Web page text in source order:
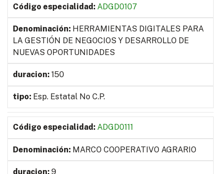
ADGD0107
HERRAMIENTAS DIGITALES PARA
LA GESTIÓN DE NEGOCIOS Y DESARROLLO DE
NUEVAS OPORTUNIDADES
150
Esp. Estatal No C.P.
ADGD0111
MARCO COOPERATIVO AGRARIO
9